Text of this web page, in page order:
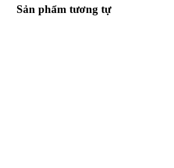
Sản phẩm tương tự